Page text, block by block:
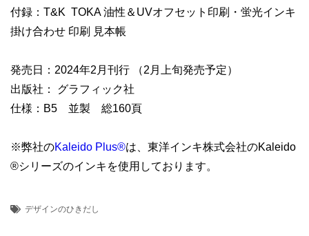
付録：T&K TOKA 油性＆UVオフセット印刷・蛍光インキ
掛け合わせ 印刷 見本帳
発売日：2024年2月刊行 （2月上旬発売予定）
出版社： グラフィック社
仕様：B5 並製 総160頁
※弊社のKaleido Plus®は、東洋インキ株式会社のKaleido
®シリーズのインキを使用しております。
デザインのひきだし